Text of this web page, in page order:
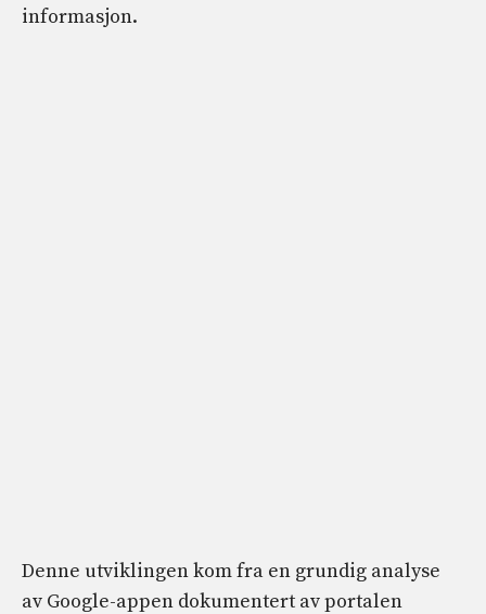
informasjon.
Denne utviklingen kom fra en grundig analyse
av Google-appen dokumentert av portalen